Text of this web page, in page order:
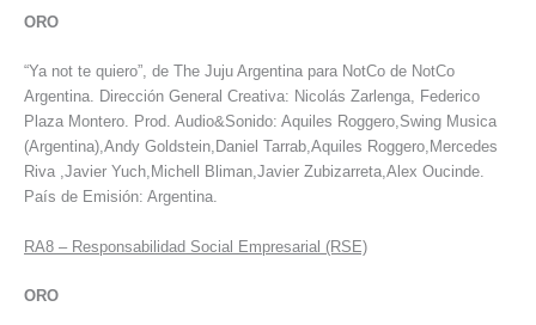
ORO
“Ya not te quiero”, de The Juju Argentina para NotCo de NotCo
Argentina. Dirección General Creativa: Nicolás Zarlenga, Federico
Plaza Montero. Prod. Audio&Sonido: Aquiles Roggero,Swing Musica
(Argentina),Andy Goldstein,Daniel Tarrab,Aquiles Roggero,Mercedes
Riva ,Javier Yuch,Michell Bliman,Javier Zubizarreta,Alex Oucinde.
País de Emisión: Argentina.
RA8 – Responsabilidad Social Empresarial (RSE)
ORO